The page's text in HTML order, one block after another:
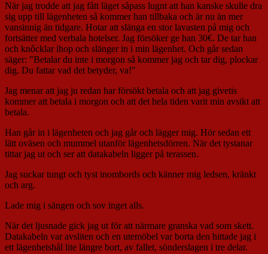
När jag trodde att jag fått läget såpass lugnt att han kanske skulle dra
sig upp till lägenheten så kommer han tillbaka och är nu än mer
vansinnig än tidgare. Hotar att slänga en stor lavasten på mig och
fortsätter med verbala hotelser. Jag försöker ge han 30€. De tar han
och knôcklar ihop och slänger in i min lägenhet. Och går sedan
säger: "Betalar du inte i morgon så kommer jag och tar dig, plockar
dig. Du fattar vad det betyder, va!"
Jag menar att jag ju redan har försökt betala och att jag givetis
kommer att betala i morgon och att det hela tiden varit min avsikt att
betala.
Han går in i lägenheten och jag går och lägger mig. Hör sedan ett
lätt oväsen och mummel utanför lägenhetsdörren. När det tystanar
tittar jag ut och ser att datakabeln ligger på terassen.
Jag suckar tungt och tyst inombords och känner mig ledsen, kränkt
och arg.
Lade mig i sängen och sov inget alls.
När det ljusnade gick jag ut för att närmare granska vad som skett.
Datakabeln var avsliten och en utemöbel var borta den hittade jag i
ett lägenhetshål lite längre bort, av fallet, sönderslagen i tre delar.